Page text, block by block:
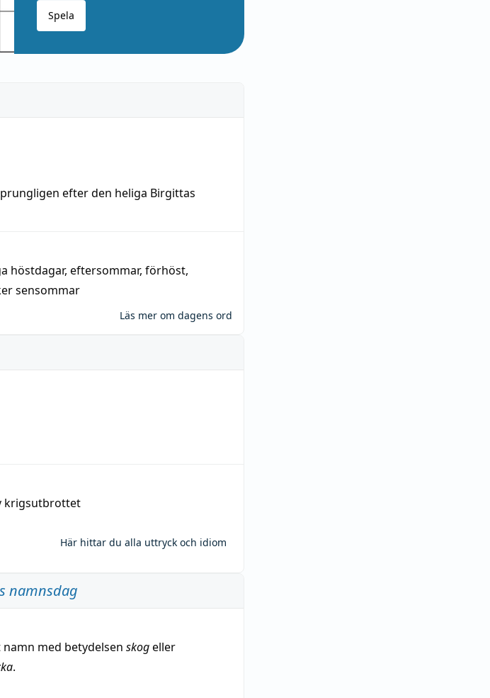
Spela
efter den heliga Birgittas
höstdagar, eftersommar, förhöst,
sensommar
Läs mer om dagens ord
krigsutbrottet
Här hittar du alla uttryck och idiom
namnsdag
namn med betydelsen skogeller
.